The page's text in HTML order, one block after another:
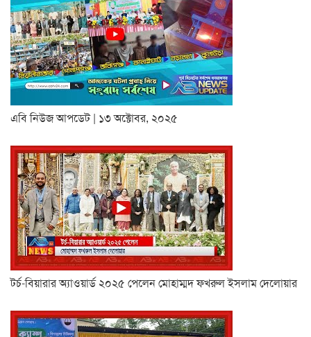
এবি নিউজ আপডেট | ১৩ অক্টোবর, ২০২৫
টর্চ-বিয়ারার অ্যাওয়ার্ড ২০২৫ পেলেন মোহাম্মদ ফখরুল ইসলাম দেলোয়ার